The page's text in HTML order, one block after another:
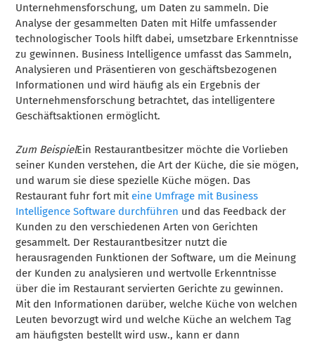
Unternehmensforschung, um Daten zu sammeln. Die
Analyse der gesammelten Daten mit Hilfe umfassender
technologischer Tools hilft dabei, umsetzbare Erkenntnisse
zu gewinnen. Business Intelligence umfasst das Sammeln,
Analysieren und Präsentieren von geschäftsbezogenen
Informationen und wird häufig als ein Ergebnis der
Unternehmensforschung betrachtet, das intelligentere
Geschäftsaktionen ermöglicht.
Zum BeispielEin Restaurantbesitzer möchte die Vorlieben
seiner Kunden verstehen, die Art der Küche, die sie mögen,
und warum sie diese spezielle Küche mögen. Das
Restaurant fuhr fort mit eine Umfrage mit Business
Intelligence Software durchführen und das Feedback der
Kunden zu den verschiedenen Arten von Gerichten
gesammelt. Der Restaurantbesitzer nutzt die
herausragenden Funktionen der Software, um die Meinung
der Kunden zu analysieren und wertvolle Erkenntnisse
über die im Restaurant servierten Gerichte zu gewinnen.
Mit den Informationen darüber, welche Küche von welchen
Leuten bevorzugt wird und welche Küche an welchem Tag
am häufigsten bestellt wird usw., kann er dann